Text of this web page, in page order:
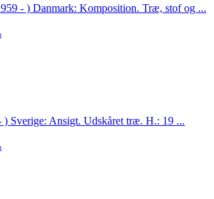
- ) Danmark: Komposition. Træ, stof og ...
Sverige: Ansigt. Udskåret træ. H.: 19 ...